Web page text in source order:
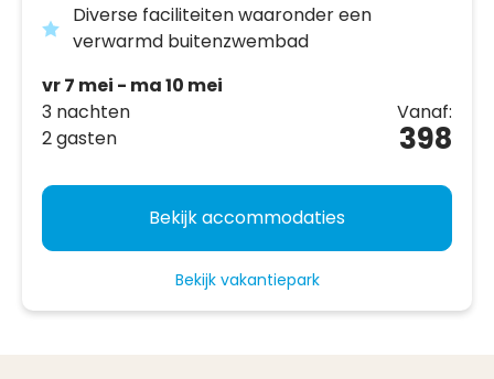
Diverse faciliteiten waaronder een
verwarmd buitenzwembad
vr 7 mei - ma 10 mei
3 nachten
2 gasten
Vanaf:
398
Bekijk accommodaties
Bekijk vakantiepark